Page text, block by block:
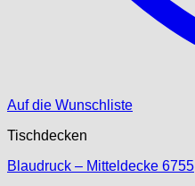
Auf die Wunschliste
Tischdecken
Blaudruck – Mitteldecke 6755